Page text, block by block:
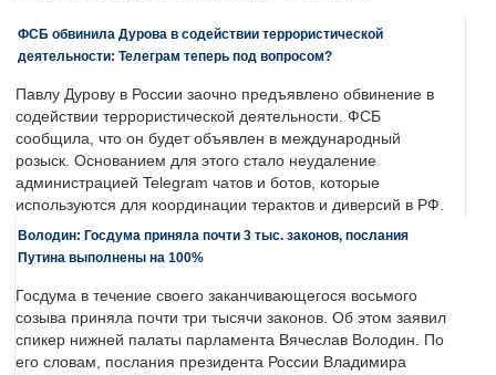
ФСБ обвинила Дурова в содействии террористической
деятельности: Телеграм теперь под вопросом?
Павлу Дурову в России заочно предъявлено обвинение в
содействии террористической деятельности. ФСБ
сообщила, что он будет объявлен в международный
розыск. Основанием для этого стало неудаление
администрацией Telegram чатов и ботов, которые
используются для координации терактов и диверсий в РФ.
Володин: Госдума приняла почти 3 тыс. законов, послания
Путина выполнены на 100%
Госдума в течение своего заканчивающегося восьмого
созыва приняла почти три тысячи законов. Об этом заявил
спикер нижней палаты парламента Вячеслав Володин. По
его словам, послания президента России Владимира